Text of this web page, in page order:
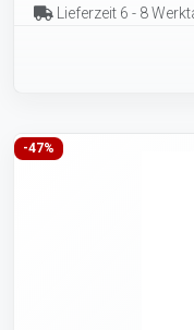
Lieferzeit 6 - 8
-47%